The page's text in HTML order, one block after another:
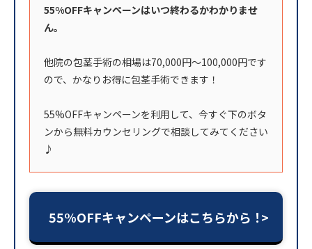
55%OFFキャンペーンはいつ終わるかわかりませ
ん。
他院の包茎手術の相場は70,000円〜100,000円です
ので、かなりお得に包茎手術できます！
55%OFFキャンペーンを利用して、今すぐ下のボタ
ンから無料カウンセリングで相談してみてください
♪
55%OFFキャンペーンはこちらから！